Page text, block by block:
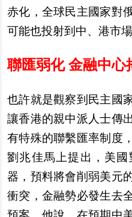
赤化，全球民主國家對
可能也投射到中、港市場
聯匯弱化 金融中心
也許就是觀察到民主國
讓香港的親中派人士傳
有特殊的聯繫匯率制度
劉兆佳馬上提出，美
器，預料將會削弱美元
衝突，金融勢必發生去